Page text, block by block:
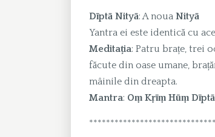
Dīptā Nityā: A noua Nityā
Yantra ei este identică cu
Meditația: Patru brațe, trei
făcute din oase umane,
mâinile din dreapta.
Mantra: Oṃ Kṛīṃ Hūṃ